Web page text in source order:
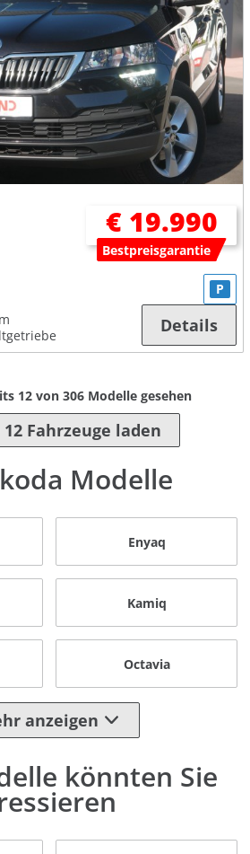
€ 19.990
Bestpreisgarantie
P
Details
12von 306Modelle gesehen
Fahrzeuge laden
Modelle
Enyaq
Kamiq
Octavia
anzeigen
könnten Sie